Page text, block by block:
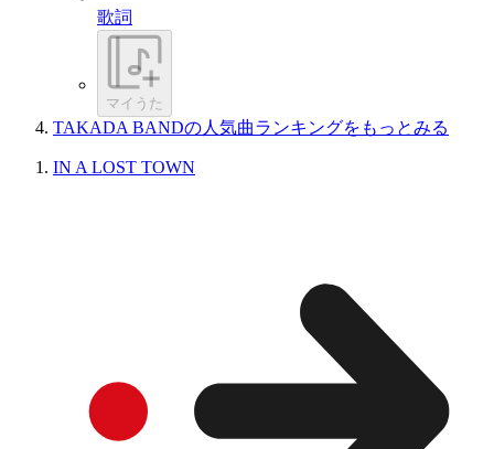
歌詞
マイうた
TAKADA BANDの人気曲ランキングをもっとみる
IN A LOST TOWN